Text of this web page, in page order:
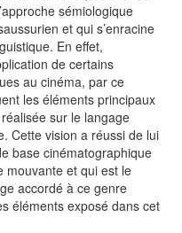
sémiologique
et qui s’enracine
En effet,
de certains
au cinéma, par ce
les éléments principaux
sur le langage
Cette vision a réussi de lui
base cinématographique
mouvante et qui est le
accordé à ce genre
éléments exposé dans cet